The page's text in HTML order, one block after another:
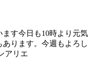
ます今日も10時より元
ります。今週もよろ
アリエ